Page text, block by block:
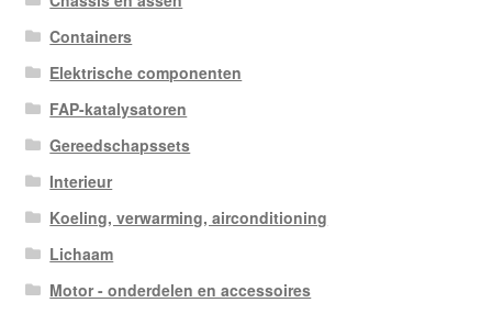
Containers
Elektrische componenten
FAP-katalysatoren
Gereedschapssets
Interieur
Koeling, verwarming, airconditioning
Lichaam
Motor - onderdelen en accessoires